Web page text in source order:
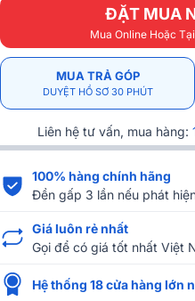
ĐẶT MUA
Mua Online Hoặc
MUA TRẢ GÓP
DUYỆT HỒ SƠ 30 PHÚT
Liên hệ tư vấn, mua hàng:
100% hàng chính hãng
Đền gấp 3 lần nếu phát
Giá luôn rẻ nhất
Gọi để có giá tốt nhất Việt
Hệ thống 18 cửa hàng lớn